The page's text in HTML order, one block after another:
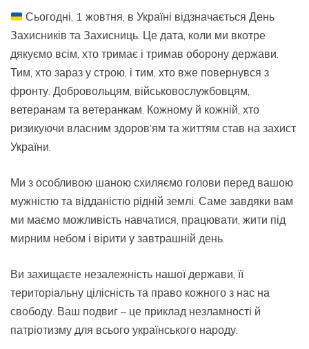
Сьогодні, 1 жовтня, в Україні відзначається День
Захисників та Захисниць. Це дата, коли ми вкотре
дякуємо всім, хто тримає і тримав оборону держави.
Тим, хто зараз у строю, і тим, хто вже повернувся з
фронту. Добровольцям, військовослужбовцям,
ветеранам та ветеранкам. Кожному й кожній, хто
ризикуючи власним здоров‘ям та життям став на захист
України.
Ми з особливою шаною схиляємо голови перед вашою
мужністю та відданістю рідній землі. Саме завдяки вам
ми маємо можливість навчатися, працювати, жити під
мирним небом і вірити у завтрашній день.
Ви захищаєте незалежність нашої держави, її
територіальну цілісність та право кожного з нас на
свободу. Ваш подвиг – це приклад незламності й
патріотизму для всього українського народу.